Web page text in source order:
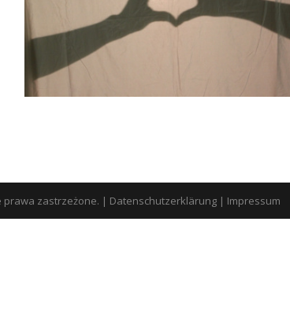
prawa zastrzeżone. | Datenschutzerklärung | Impressum